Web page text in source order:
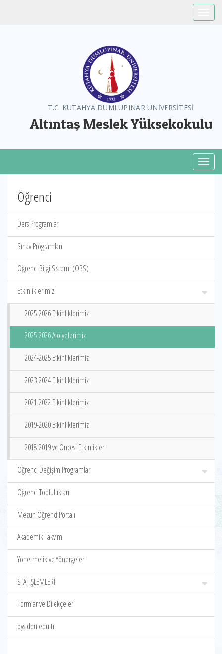
T.C. KÜTAHYA DUMLUPINAR ÜNİVERSİTESİ
Altıntaş Meslek Yüksekokulu
Öğrenci
Ders Programları
Sınav Programları
Öğrenci Bilgi Sistemi (OBS)
Etkinliklerimiz
2025-2026 Etkinliklerimiz
2025-2026 Atölyelerimiz
2024-2025 Etkinliklerimiz
2023-2024 Etkinliklerimiz
2021-2022 Etkinliklerimiz
2019-2020 Etkinliklerimiz
2018-2019 ve Öncesi Etkinlikler
Öğrenci Değişim Programları
Öğrenci Toplulukları
Mezun Öğrenci Portalı
Akademik Takvim
Yönetmelik ve Yönergeler
STAJ İŞLEMLERİ
Formlar ve Dilekçeler
oys.dpu.edu.tr